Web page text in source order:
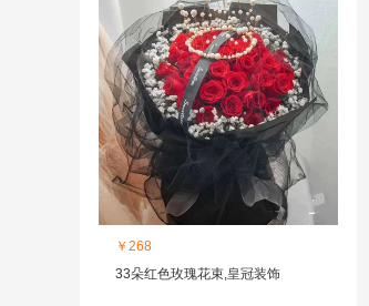
￥268
33朵红色玫瑰花束,皇冠装饰